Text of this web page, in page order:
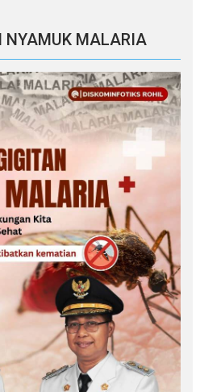
NYAMUK MALARIA